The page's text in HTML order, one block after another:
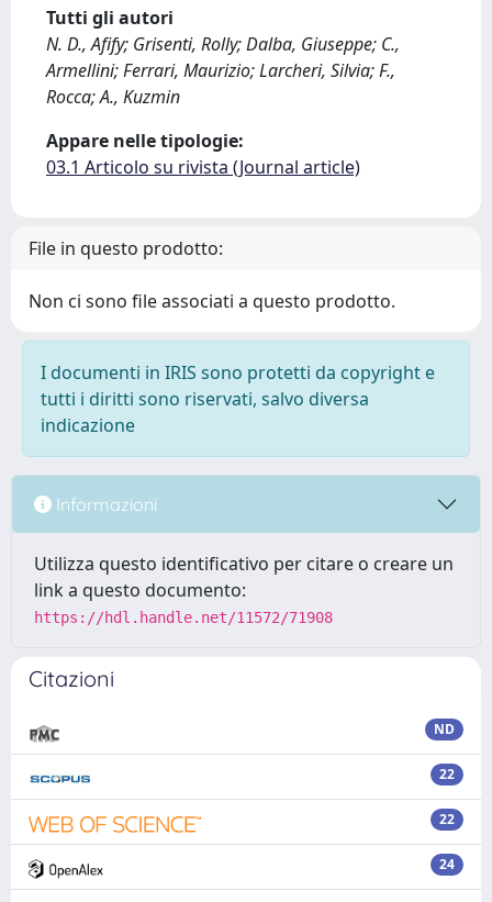
Tutti gli autori
N. D., Afify; Grisenti, Rolly; Dalba, Giuseppe; C.,
Armellini; Ferrari, Maurizio; Larcheri, Silvia; F.,
Rocca; A., Kuzmin
Appare nelle tipologie:
03.1 Articolo su rivista (Journal article)
File in questo prodotto:
Non ci sono file associati a questo prodotto.
I documenti in IRIS sono protetti da copyright e
tutti i diritti sono riservati, salvo diversa
indicazione
Informazioni
Utilizza questo identificativo per citare o creare un
link a questo documento:
https://hdl.handle.net/11572/71908
Citazioni
ND
22
22
24